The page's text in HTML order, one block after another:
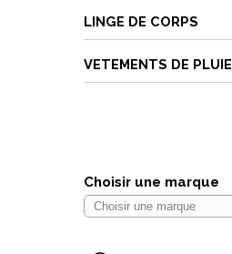
LINGE DE CORPS
VETEMENTS DE PLUIE
Choisir une marque